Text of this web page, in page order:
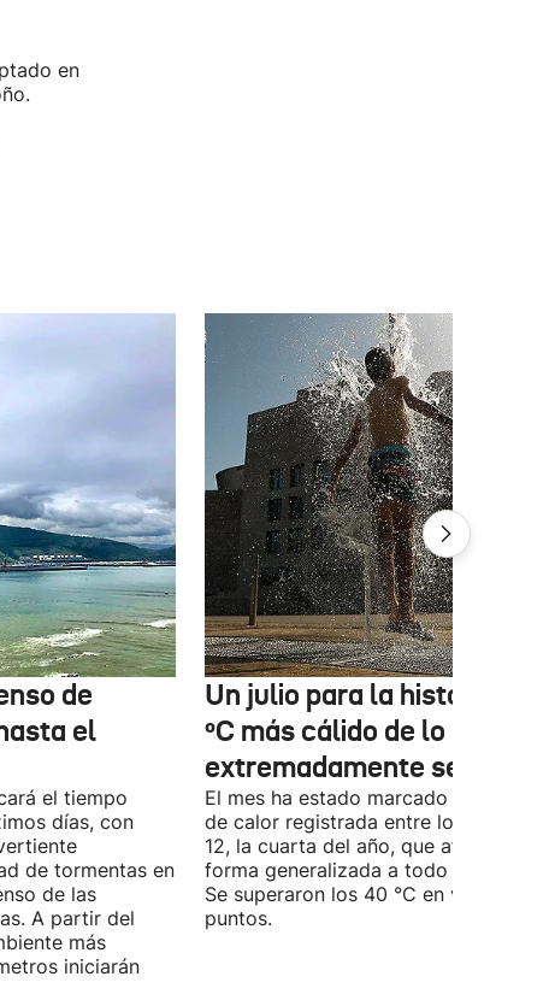
en
de
el
el tiempo
días, con
de tormentas en
de las
A partir del
más
iniciarán
Un julio para la historia: 3,6
ºC más cálido de lo
extremadamente seco
El mes ha estado marcado por la ola
de calor registrada entre los días 5 y
12, la cuarta del año, que afectó de
forma generalizada a todo el
Se superaron los 40 °C en varios
puntos.